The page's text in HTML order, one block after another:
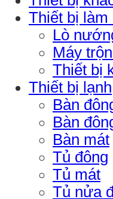
Thiết bị làm
Lò
Máy
Thiết bị
Thiết bị lạnh
Bàn
Bàn
Bàn mát
Tủ đông
Tủ mát
Tủ nửa